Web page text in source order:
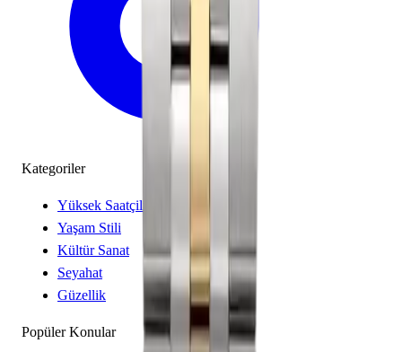
Kategoriler
Yüksek Saatçilik
Yaşam Stili
Kültür Sanat
Seyahat
Güzellik
Popüler Konular